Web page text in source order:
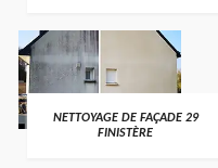
NETTOYAGE DE FAÇADE 29
FINISTÈRE